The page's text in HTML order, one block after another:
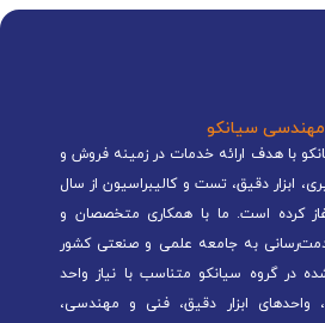
مهندسی سیانکو
با هدف ارائه خدمات در زمینه فروش و
ابزار دقیق، تست و کالیبراسیون از سال
آغاز کرده است. ما با همکاری متخصصان و
به جامعه علمی و صنعتی کشور
در گروه سیانکو متناسب با نیاز واحد
ابزار دقیق، فنی و مهندسی،